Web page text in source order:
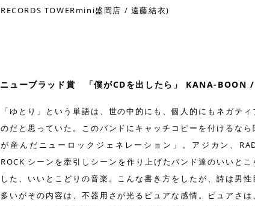
RECORDS TOWERmini盛岡店 / 遠藤結衣)
ニューブラッド賞 「僕がCDを出したら」 KANA-BOON
「ゆとり」という単語は、世の中的にも、個人的にもネガテ
のだと思っていた。このバンドにキャッチコピーを付けるなら
が産んだニューロックジェネレーション」。アジカン、
ROCK シーンを牽引しシーンを作り上げたバンド達のいいと
した、いいとこどりの音楽。こんな書き方をしたが、詩は男
多いがその内容は、不器用さが光るピュアな感情。ピュアさ